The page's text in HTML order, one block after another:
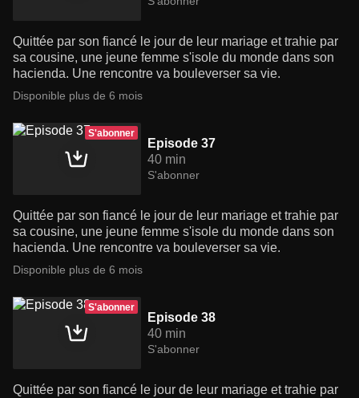
Quittée par son fiancé le jour de leur mariage et trahie par
sa cousine, une jeune femme s'isole du monde dans son
hacienda. Une rencontre va bouleverser sa vie.
Disponible plus de 6 mois
S'abonner
Episode 37
40 min
S'abonner
Quittée par son fiancé le jour de leur mariage et trahie par
sa cousine, une jeune femme s'isole du monde dans son
hacienda. Une rencontre va bouleverser sa vie.
Disponible plus de 6 mois
S'abonner
Episode 38
40 min
S'abonner
Quittée par son fiancé le jour de leur mariage et trahie par